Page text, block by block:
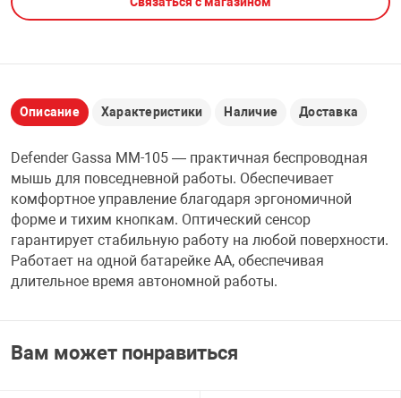
USB ХАБЫ
CARD RIDER
НАБОР ДЛЯ
Описание Характеристики Наличие Доставка
Defender Gassa MM-105 — практичная беспроводная
мышь для повседневной работы. Обеспечивает
комфортное управление благодаря эргономичной
форме и тихим кнопкам. Оптический сенсор
гарантирует стабильную работу на любой поверхности.
Работает на одной батарейке AA, обеспечивая
длительное время автономной работы.
Вам может понравиться